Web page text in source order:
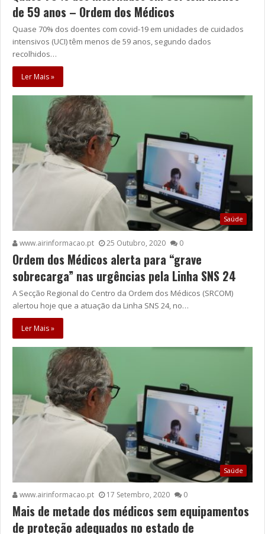
de 59 anos – Ordem dos Médicos
Quase 70% dos doentes com covid-19 em unidades de cuidados
intensivos (UCI) têm menos de 59 anos, segundo dados
recolhidos…
Ler Mais »
Saúde
www.airinformacao.pt 25 Outubro, 2020 0
Ordem dos Médicos alerta para “grave
sobrecarga” nas urgências pela Linha SNS 24
A Secção Regional do Centro da Ordem dos Médicos (SRCOM)
alertou hoje que a atuação da Linha SNS 24, no…
Ler Mais »
Saúde
www.airinformacao.pt 17 Setembro, 2020 0
Mais de metade dos médicos sem equipamentos
de proteção adequados no estado de